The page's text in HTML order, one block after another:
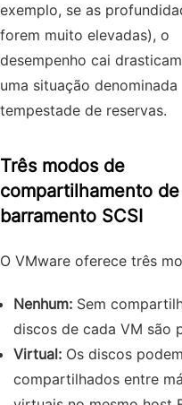
exemplo, se as
forem muito elevadas), o
desempenho cai
uma situação denominada
tempestade de reservas.
Três modos de
compartilhamento de
barramento SCSI
O VMware oferece três
Nenhum: Sem
discos de cada VM são
Virtual: Os discos
compartilhados entre